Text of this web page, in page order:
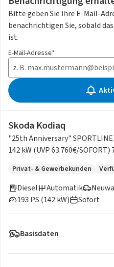
Bitte geben Sie Ihre E-Mail-
benachrichtigen Sie, sobald
ist.
E-Mail-Adresse*
Skoda Kodiaq
"25th Anniversary" SPORTLINE
142 kW (UVP 63.760€/SOFORT)
Privat- & Gewerbekunden
Diesel
193 PS (142 kW)
Automatik
Sofort
Basisdaten